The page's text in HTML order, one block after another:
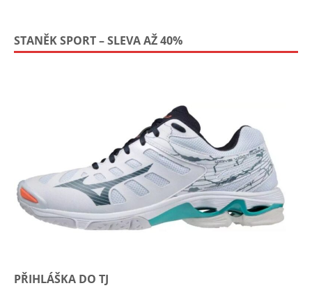
STANĚK SPORT – SLEVA AŽ 40%
PŘIHLÁŠKA DO TJ